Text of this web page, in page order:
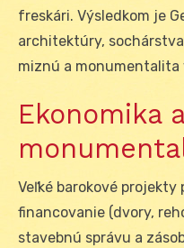
freskári. Výsledkom je
architektúry,
miznú a monumentalita
Ekonomika
Veľké barokové
financovanie (dvory,
stavebnú správu a